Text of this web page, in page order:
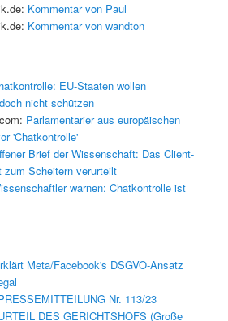
Kommentar von Paul
Kommentar von wandton
EU-Staaten wollen
nicht schützen
Parlamentarier aus europäischen
'Chatkontrolle'
Brief der Wissenschaft: Das Client-
zum Scheitern verurteilt
warnen: Chatkontrolle ist
Meta/Facebook's DSGVO-Ansatz
Nr. 113/23
DES GERICHTSHOFS (Große